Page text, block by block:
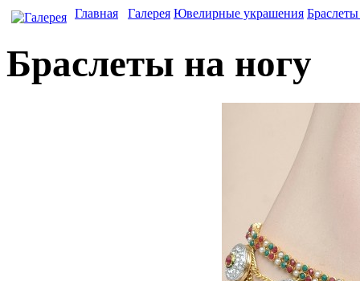
Главная Галерея Ювелирные украшения
Браслеты на ногу